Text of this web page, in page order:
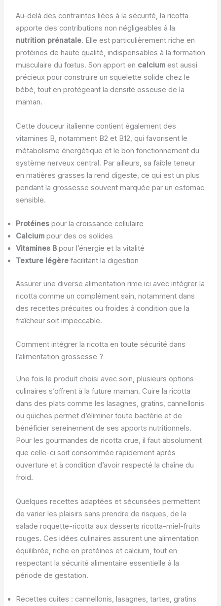
Au-delà des contraintes liées à la sécurité, la ricotta
apporte des contributions non négligeables à la
nutrition prénatale. Elle est particulièrement riche en
protéines de haute qualité, indispensables à la formation
musculaire du fœtus. Son apport en calciumest aussi
précieux pour construire un squelette solide chez le
bébé, tout en protégeant la densité osseuse de la
maman.
Cette douceur italienne contient également des
vitamines B, notamment B2 et B12, qui favorisent le
métabolisme énergétique et le bon fonctionnement du
système nerveux central. Par ailleurs, sa faible teneur
en matières grasses la rend digeste, ce qui est un plus
pendant la grossesse souvent marquée par un estomac
sensible.
Protéinespour la croissance cellulaire
Calciumpour des os solides
Vitamines Bpour l’énergie et la vitalité
Texture légèrefacilitant la digestion
Assurer une diverse alimentation rime ici avec intégrer la
ricotta comme un complément sain, notamment dans
des recettes précuites ou froides à condition que la
fraîcheur soit impeccable.
Comment intégrer la ricotta en toute sécurité dans
l’alimentation grossesse ?
Une fois le produit choisi avec soin, plusieurs options
culinaires s’offrent à la future maman. Cuire la ricotta
dans des plats comme les lasagnes, gratins, cannellonis
ou quiches permet d’éliminer toute bactérie et de
bénéficier sereinement de ses apports nutritionnels.
Pour les gourmandes de ricotta crue, il faut absolument
que celle-ci soit consommée rapidement après
ouverture et à condition d’avoir respecté la chaîne du
froid.
Quelques recettes adaptées et sécurisées permettent
de varier les plaisirs sans prendre de risques, de la
salade roquette-ricotta aux desserts ricotta-miel-fruits
rouges. Ces idées culinaires assurent une alimentation
équilibrée, riche en protéines et calcium, tout en
respectant la sécurité alimentaire essentielle à la
période de gestation.
Recettes cuites : cannellonis, lasagnes, tartes, gratins